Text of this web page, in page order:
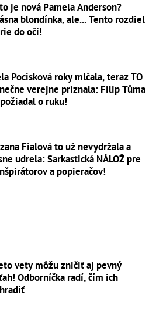
je nová Pamela Anderson?
blondínka, ale... Tento rozdiel
do očí!
Pocisková roky mlčala, teraz TO
verejne priznala: Filip Tůma
o ruku!
Fialová to už nevydržala a
udrela: Sarkastická NÁLOŽ pre
a popieračov!
vety môžu zničiť aj pevný
Odborníčka radí, čím ich